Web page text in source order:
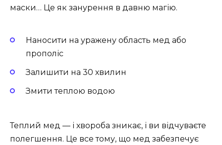
маски… Це як занурення в давню магію.
Наносити на уражену область мед або
прополіс
Залишити на 30 хвилин
Змити теплою водою
Теплий мед — і хвороба зникає, і ви відчуваєте
полегшення. Це все тому, що мед забезпечує